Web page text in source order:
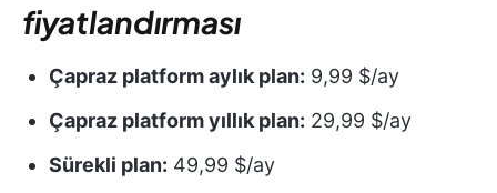
fiyatlandırması
Çapraz platform aylık plan: 9,99 $/ay
Çapraz platform yıllık plan: 29,99 $/ay
Sürekli plan: 49,99 $/ay